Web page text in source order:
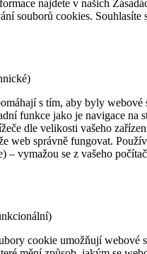
najdete v našich
souborů cookies. Souhlasíte
s tím, aby byly webové
funkce jako je navigace na
dle velikosti vašeho
web správně fungovat.
– vymažou se z vašeho
cookie umožňují webové